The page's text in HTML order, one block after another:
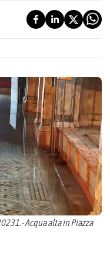
Acqua alta in Piazza